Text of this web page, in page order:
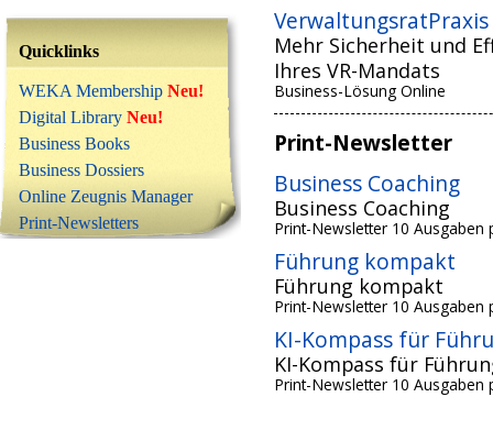
Quicklinks
WEKA Membership Neu!
Digital Library Neu!
Business Books
Business Dossiers
Online Zeugnis Manager
Print-Newsletters
VerwaltungsratPraxis
Mehr Sicherheit und
Ihres VR-Mandats
Business-Lösung Online
Print-Newsletter
Business Coaching
Business Coaching
Print-Newsletter 10 Ausgaben
Führung kompakt
Führung kompakt
Print-Newsletter 10 Ausgaben
KI-Kompass für
KI-Kompass für
Print-Newsletter 10 Ausgaben